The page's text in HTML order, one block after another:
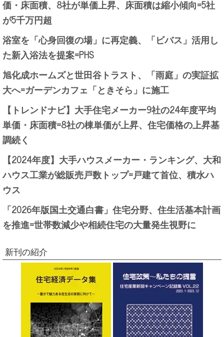
価・床面積、8社が単価上昇、床面積は縮小傾向=5社
が5千万円超
浴室を「心身回復の場」に再定義、「ビバス」活用し
た新入浴法を提案=PHS
旭化成ホームズと世田谷トラスト、「雨庭」の実証拡
大へ=ガーデンカフェ「ときそら」に施工
【トレンドナビ】大手住宅メーカー9社の24年度平均
単価・床面積=8社の棟単価が上昇、住宅価格の上昇基
調続く
【2024年度】大手ハウスメーカー・ランキング、大和
ハウス工業が総販売戸数トップ=戸建て首位、積水ハ
ウス
「2026年版国土交通白書」住宅分野、住生活基本計画
を推進=世帯数減少や相続住宅の大量発生視野に
新刊の紹介